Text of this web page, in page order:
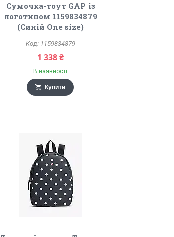
Сумочка-тоут GAP із
логотипом 1159834879
(Синій One size)
1159834879
1 338 ₴
В наявності
Купити